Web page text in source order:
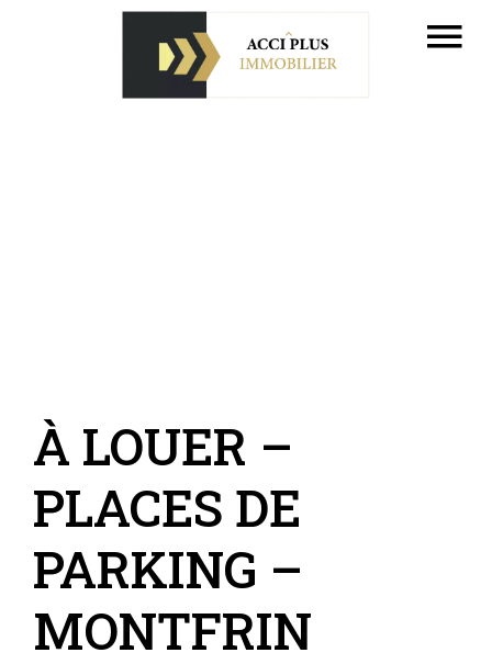
À LOUER –
PLACES DE
PARKING –
MONTFRIN